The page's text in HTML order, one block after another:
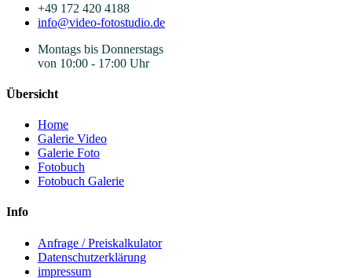
+49 172 420 4188
info@video-fotostudio.de
Montags bis Donnerstags
von 10:00 - 17:00 Uhr
Übersicht
Home
Galerie Video
Galerie Foto
Fotobuch
Fotobuch Galerie
Info
Anfrage / Preiskalkulator
Datenschutzerklärung
impressum